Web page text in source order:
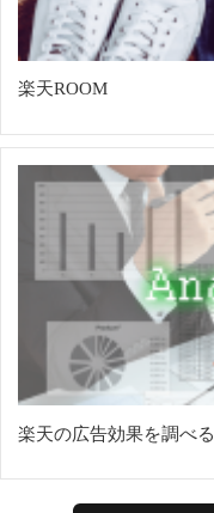
楽天ROOM
楽天の広告効果を調べ